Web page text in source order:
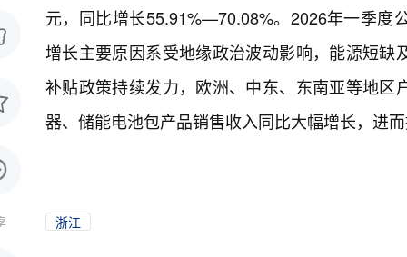
元，同比增长55.91%—70.08%。2026年一季度
增长主要原因系受地缘政治波动影响，能源短
补贴政策持续发力，欧洲、中东、东南亚等地
器、储能电池包产品销售收入同比大幅增长，进
浙江